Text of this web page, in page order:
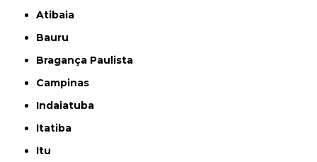
Atibaia
Bauru
Bragança Paulista
Campinas
Indaiatuba
Itatiba
Itu